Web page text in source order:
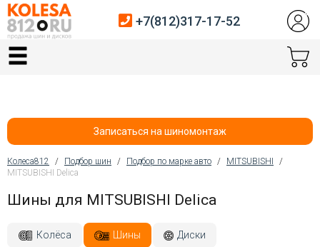
Главная
Автосервис
+7(812)317-17-52
Записаться на шиномонтаж
Вы здесь
Колеса812 / Подбор шин / Подбор по марке авто / MITSUBISHI
/
MITSUBISHI Delica
Шины для MITSUBISHI Delica
Колёса Шины Диски